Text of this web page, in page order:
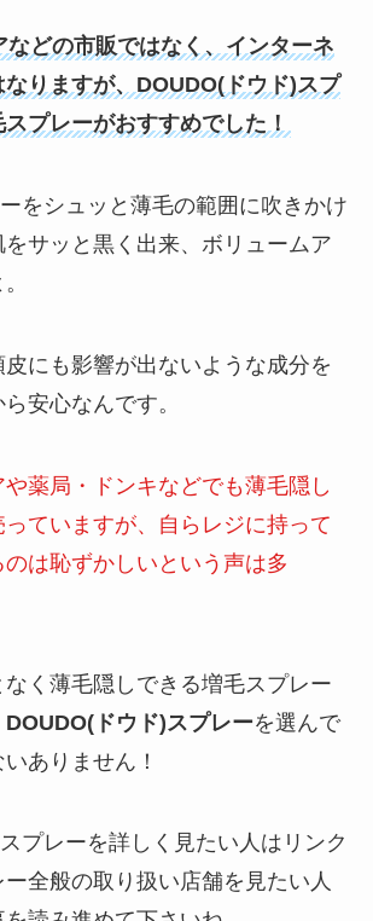
などの市販ではなく、インターネ
なりますが、DOUDO(ドウド)スプ
プレーがおすすめでした！
をシュッと薄毛の範囲に吹きかけ
サッと黒く出来、ボリュームア
にも影響が出ないような成分を
安心なんです。
や薬局・ドンキなどでも薄毛隠し
ていますが、自らレジに持って
は恥ずかしいという声は多
く薄毛隠しできる増毛スプレー
DOUDO(ドウド)スプレーを選んで
ありません！
プレーを詳しく見たい人はリンク
全般の取り扱い店舗を見たい人